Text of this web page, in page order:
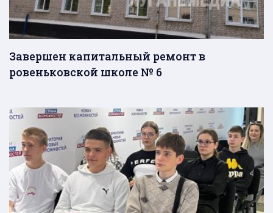
Завершен капитальный ремонт в
ровеньковской школе № 6